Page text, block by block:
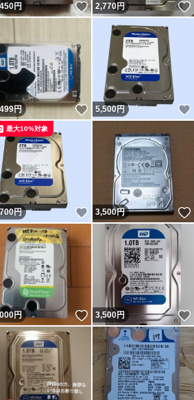
ね！
円 いいね！
2,770円
ね！
円 いいね！
5,500円
ね！
円 いいね！
最大10%対象
3,500円
ね！
円 いいね！
3,500円